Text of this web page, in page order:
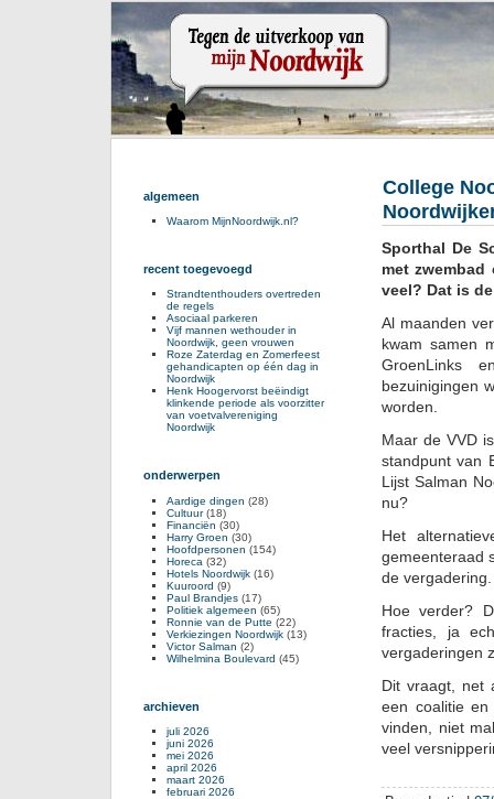
College
Sporthal De
met
veel? Dat is
Al maanden
kwam samen
GroenLinks
bezuinigingen
worden.
Maar de VVD
standpunt van
Lijst Salman
nu?
Het
gemeenteraad
de vergadering.
Hoe verder?
fracties, ja
vergaderingen
Dit vraagt, net
een coalitie
vinden, niet
veel
algemeen
Waarom MijnNoordwijk.nl?
recent toegevoegd
Strandtenthouders overtreden
de regels
Asociaal parkeren
Vijf mannen wethouder in
Noordwijk, geen vrouwen
Roze Zaterdag en Zomerfeest
gehandicapten op één dag in
Noordwijk
Henk Hoogervorst beëindigt
klinkende periode als voorzitter
van voetvalvereniging
Noordwijk
onderwerpen
Aardige dingen (28)
Cultuur(18)
Financiën (30)
Harry Groen (30)
Hoofdpersonen (154)
Horeca (32)
Hotels Noordwijk (16)
Kuuroord (9)
Paul Brandjes (17)
Politiek algemeen (65)
Ronnie van de Putte (22)
Verkiezingen Noordwijk (13)
Victor Salman (2)
Wilhelmina Boulevard (45)
archieven
juli 2026
juni 2026
mei 2026
april 2026
maart 2026
februari 2026